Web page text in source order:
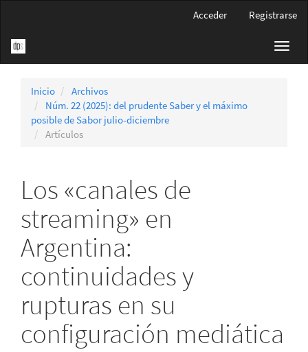
Barra
Acceder Registrarse
Inicio
Archivos
Núm. 22 (2025): del prudente Saber y el máximo
posible de Sabor julio-diciembre
Artículos
Los «canales de
streaming» en
Argentina:
continuidades y
rupturas en su
configuración mediática